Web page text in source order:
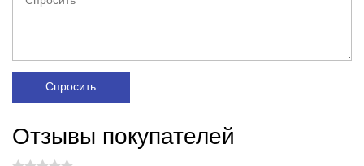
Спросить
Отзывы покупателей